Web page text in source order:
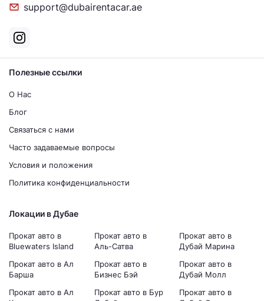
support@dubairentacar.ae
Полезные ссылки
О Нас
Блог
Связаться с нами
Часто задаваемые вопросы
Условия и положения
Политика конфиденциальности
Локации в Дубае
Прокат авто в
Bluewaters Island
Прокат авто в Ал
Барша
Прокат авто в Ал
Прокат авто в
Аль-Сатва
Прокат авто в
Бизнес Бэй
Прокат авто в Бур
Прокат авто в
Дубай Марина
Прокат авто в
Дубай Молл
Прокат авто в